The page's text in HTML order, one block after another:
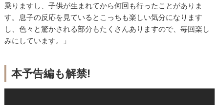
乗りますし、子供が生まれてから何回も行ったことがありま
す。息子の反応を見ているとこっちも楽しい気分になります
し、色々と驚かされる部分もたくさんありますので、毎回楽し
みにしています。」
本予告編も解禁!